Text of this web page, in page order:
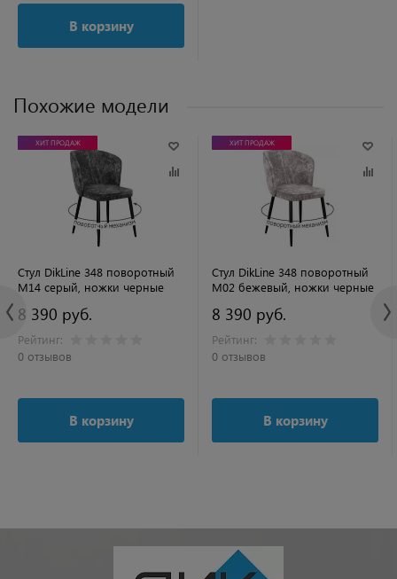
В корзину
Похожие модели
ХИТ ПРОДАЖ
Стул DikLine 348 поворотный
M14 серый, ножки черные
8 390 руб.
Рейтинг:
0 отзывов
В корзину
ХИТ ПРОДАЖ
Стул DikLine 348 поворотный
M02 бежевый, ножки черные
8 390 руб.
Рейтинг:
0 отзывов
В корзину